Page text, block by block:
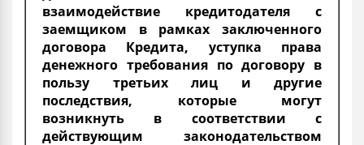
взаимодействие кредитодателя с
заемщиком в рамках заключенного
договора Кредита, уступка права
денежного требования по договору в
пользу третьих лиц и другие
последствия, которые могут
возникнуть в соответствии с
действующим законодательством